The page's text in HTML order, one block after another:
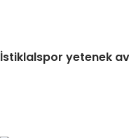
İstiklalspor yetenek